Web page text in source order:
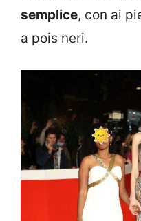
semplice, con ai
a pois neri.